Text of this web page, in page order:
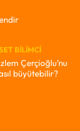
BILIMCI
Çerçioğlu’nu
büyütebilir?